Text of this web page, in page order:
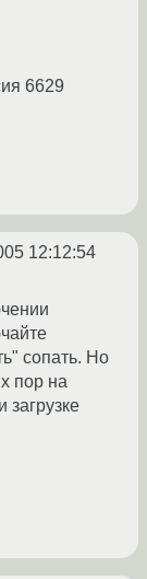
6629
12:12:54
сопать. Но
пор на
загрузке